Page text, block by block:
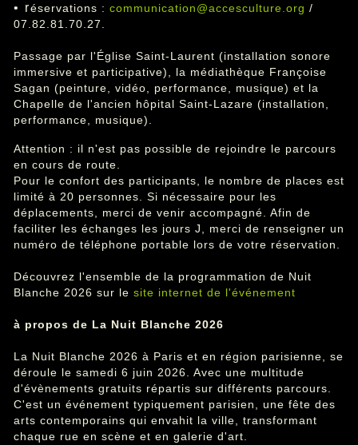
• réservations : communication@accesculture.org /
07.82.81.70.27.
Passage par l'Église Saint-Laurent (installation sonore
immersive et participative), la médiathèque Françoise
Sagan (peinture, vidéo, performance, musique) et la
Chapelle de l'ancien hôpital Saint-Lazare (installation,
performance, musique).
Attention : il n'est pas possible de rejoindre le parcours
en cours de route.
Pour le confort des participants, le nombre de places est
limité à 20 personnes. Si nécessaire pour les
déplacements, merci de venir accompagné. Afin de
faciliter les échanges les jours J, merci de renseigner un
numéro de téléphone portable lors de votre réservation.
Découvrez l'ensemble de la programmation de Nuit
Blanche 2026 sur le site internet de l'événement
à propos de La Nuit Blanche 2026
La Nuit Blanche 2026 à Paris et en région parisienne, se
déroule le samedi 6 juin 2026. Avec une multitude
d'évènements gratuits répartis sur différents parcours.
C'est un événement typiquement parisien, une fête des
arts contemporains qui envahit la ville, transformant
chaque rue en scène et en galerie d'art.